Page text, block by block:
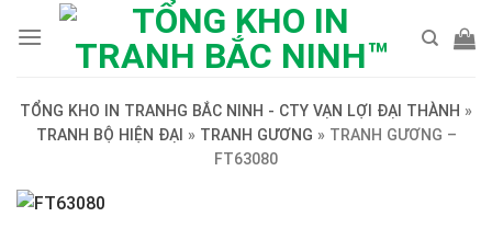
TỔNG KHO IN TRANHG BẮC NINH - CTY VẠN LỢI ĐẠI THÀNH »
TRANH BỘ HIỆN ĐẠI » TRANH GƯƠNG » TRANH GƯƠNG –
FT63080